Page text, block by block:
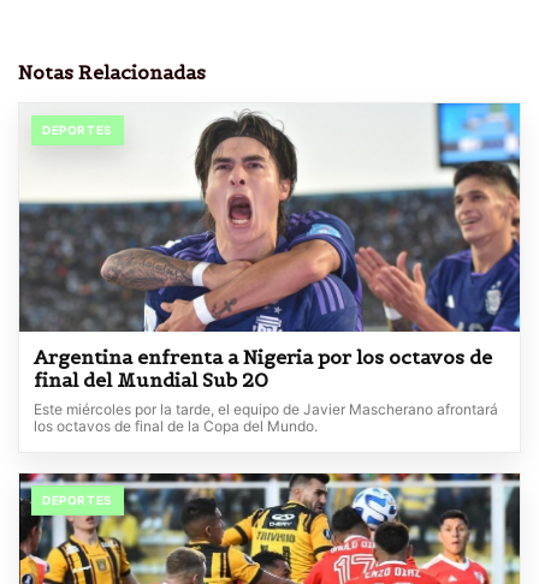
Notas Relacionadas
DEPORTES
Argentina enfrenta a Nigeria por los octavos de
final del Mundial Sub 20
Este miércoles por la tarde, el equipo de Javier Mascherano afrontará
los octavos de final de la Copa del Mundo.
DEPORTES